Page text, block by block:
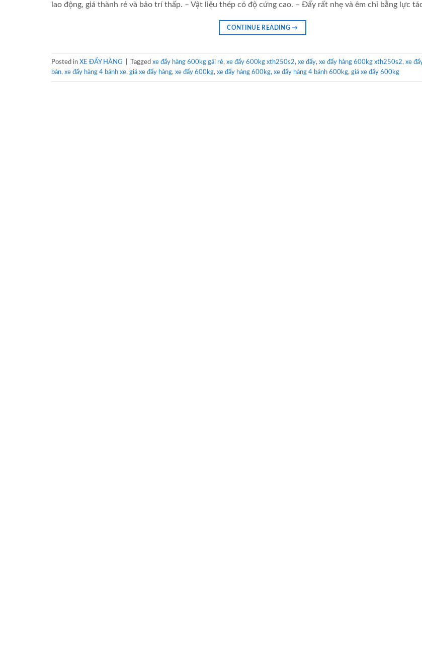
lao động, giá thành rẻ và bảo trí thấp. – Vật liệu thép có độ cứng cao. – Đẩy rất nhẹ và êm chỉ bằng lực
CONTINUE READING→
Posted in XE ĐẨY HÀNG Tagged xe đẩy hàng 600kg gái rẻ, xe đẩy 600kg xth250s2, xe đẩy, xe đẩy hàng 600kg xth250s2, xe
bàn, xe đẩy hàng 4 bánh xe, giá xe đẩy hàng, xe đẩy 600kg, xe đẩy hàng 600kg, xe đẩy hàng 4 bánh 600kg, giá xe đẩy 600kg